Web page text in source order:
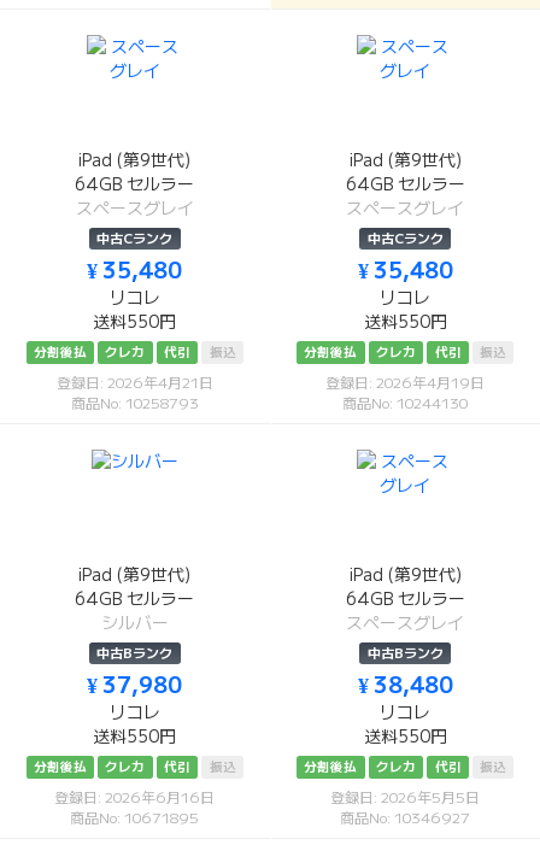
iPad (第9世代)
64GB セルラー
スペースグレイ
中古Cランク
¥ 35,480
リコレ
送料550円
分割後払 クレカ 代引 振込
登録日: 2026年4月21日
商品No: 10258793
iPad (第9世代)
64GB セルラー
スペースグレイ
中古Cランク
¥ 35,480
リコレ
送料550円
分割後払 クレカ 代引 振込
登録日: 2026年4月19日
商品No: 10244130
iPad (第9世代)
64GB セルラー
シルバー
中古Bランク
¥ 37,980
リコレ
送料550円
分割後払 クレカ 代引 振込
登録日: 2026年6月16日
商品No: 10671895
iPad (第9世代)
64GB セルラー
スペースグレイ
中古Bランク
¥ 38,480
リコレ
送料550円
分割後払 クレカ 代引 振込
登録日: 2026年5月5日
商品No: 10346927